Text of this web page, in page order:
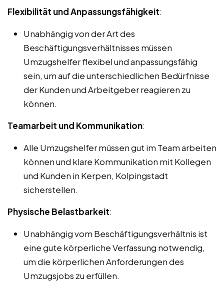
Flexibilität und Anpassungsfähigkeit:
Unabhängig von der Art des
Beschäftigungsverhältnisses müssen
Umzugshelfer flexibel und anpassungsfähig
sein, um auf die unterschiedlichen Bedürfnisse
der Kunden und Arbeitgeber reagieren zu
können.
Teamarbeit und Kommunikation:
Alle Umzugshelfer müssen gut im Team arbeiten
können und klare Kommunikation mit Kollegen
und Kunden in Kerpen, Kolpingstadt
sicherstellen.
Physische Belastbarkeit:
Unabhängig vom Beschäftigungsverhältnis ist
eine gute körperliche Verfassung notwendig,
um die körperlichen Anforderungen des
Umzugsjobs zu erfüllen.